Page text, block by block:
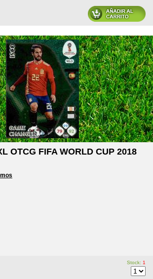
OTCG FIFA WORLD CUP 2018
Stock: 1